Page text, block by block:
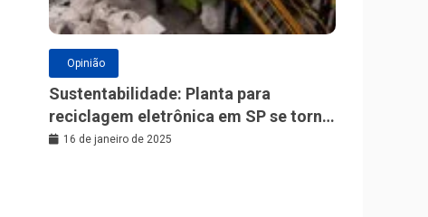
Opinião
Sustentabilidade: Planta para
reciclagem eletrônica em SP se torna
a maior da América Latina
16 de janeiro de 2025